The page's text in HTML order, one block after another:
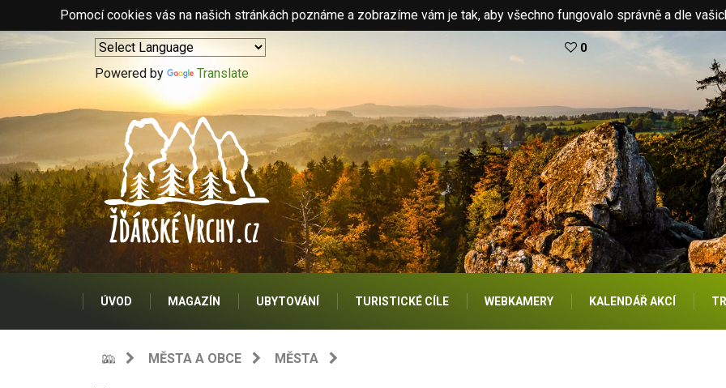
Pomocí cookies vás na našich stránkách poznáme a zobrazíme vám je tak, aby všechno fungovalo správně a dle
Powered by Translate
0
ÚVOD MAGAZÍN UBYTOVÁNÍ TURISTICKÉ CÍLE WEBKAMERY KALENDÁŘ AKCÍ
MĚSTA A OBCE MĚSTA